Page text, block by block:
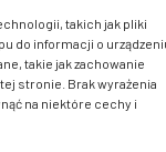
takich jak pliki
do informacji o
takie jak zachowanie
stronie. Brak wyrażenia
na niektóre cechy i
Produkty
De
Dietrich
Produkty
Dunavox
Produkty
insinkerator
Produkty
Sub
Zero
Produkty
Fulgor
Polityka
sklepu
Kontakt